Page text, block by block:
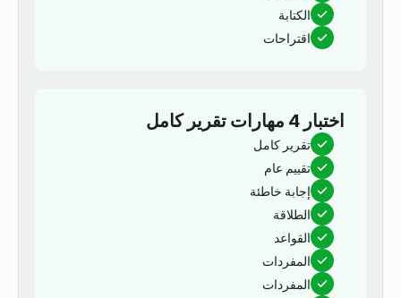
الكتابة
اقتراحات
اختبار 4 مهارات تقرير كامل
تقرير كامل
تقييم عام
إجابة خاطئة
الطلاقة
القواعد
المفردات
المفردات